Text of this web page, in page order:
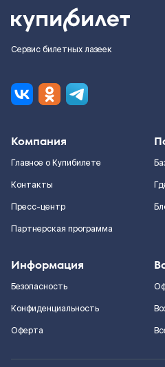
Сервис билетных лазеек
Компания
Главное о Купибилете
Контакты
Пресс-центр
Партнерская программа
Информация
Безопасность
Конфиденциальность
Оферта